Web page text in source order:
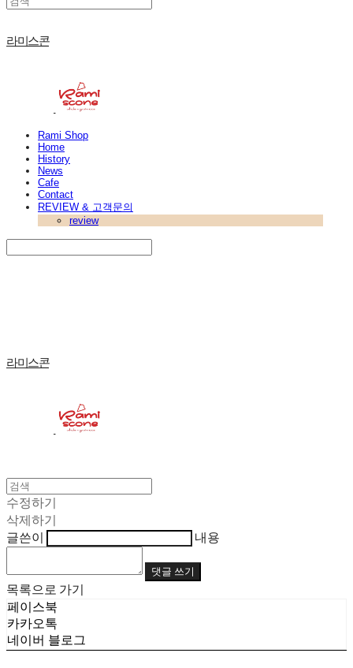
라미스콘
Rami Shop
Home
History
News
Cafe
Contact
REVIEW & 고객문의
review
라미스콘
수정하기
삭제하기
글쓴이
내용
댓글 쓰기
목록으로 가기
페이스북
카카오톡
네이버 블로그